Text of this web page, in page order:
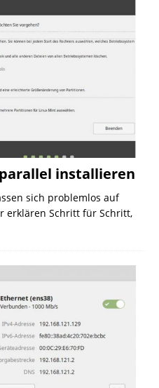
installieren
sich problemlos auf
erklären Schritt für Schritt,